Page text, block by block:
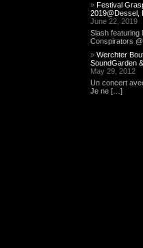
Festival
2019@Dessel,
June 22, 2019
Slash featuring
Conspirators
Werchter
SoundGarden
May 29, 2012
Un concert
Je ne […]